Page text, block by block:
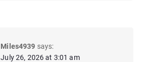
Miles4939 says:
July 26, 2026 at 3:01 am